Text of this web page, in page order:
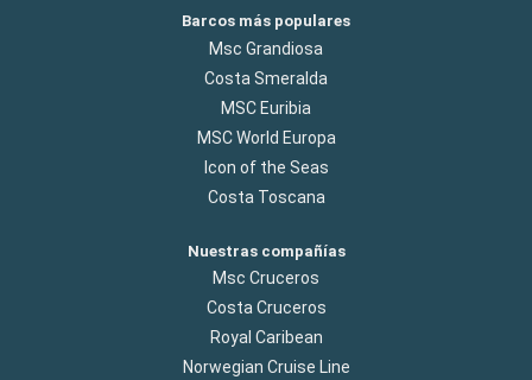
Barcos más populares
Msc Grandiosa
Costa Smeralda
MSC Euribia
MSC World Europa
Icon of the Seas
Costa Toscana
Nuestras compañías
Msc Cruceros
Costa Cruceros
Royal Caribean
Norwegian Cruise Line